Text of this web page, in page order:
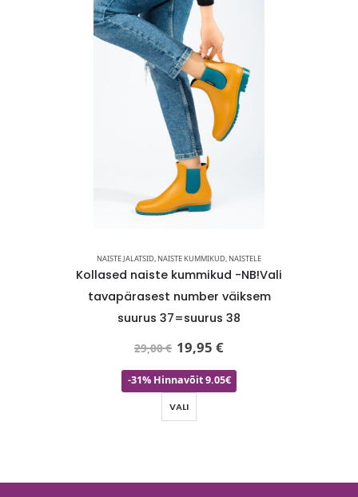
NAISTE JALATSID, NAISTE KUMMIKUD, NAISTELE
Kollased naiste kummikud -NB!Vali
tavapärasest number väiksem
suurus 37=suurus 38
29,00€ 19,95€
-31% Hinnavõit 9.05€
VALI